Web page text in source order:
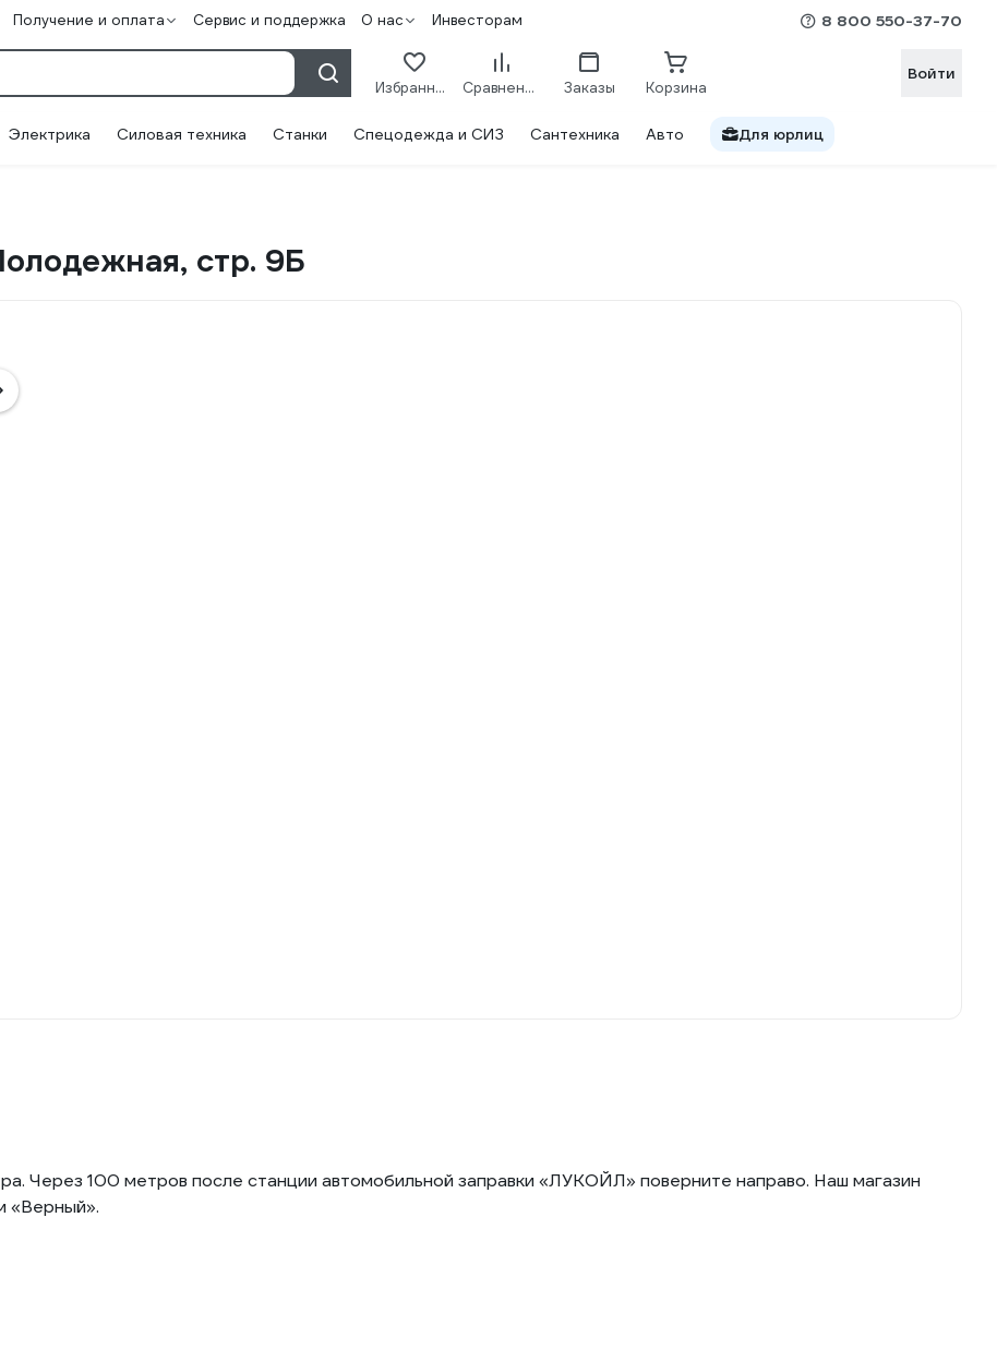
Получение и оплата Сервис и поддержка О нас Инвесторам 8 800 550-37-70
Избранное Сравнение Заказы Корзина
Войти
Электрика Силовая техника Станки Спецодежда и СИЗ Сантехника Авто Для юрлиц
стр. 9Б
Через 100 метров после станции автомобильной заправки «ЛУКОЙЛ» поверните направо. Наш магазин
«Верный».